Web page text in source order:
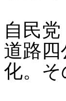
自民
道路四
化。そ